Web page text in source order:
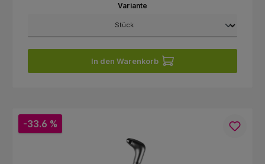
Variante
In den Warenkorb
-33.6 %